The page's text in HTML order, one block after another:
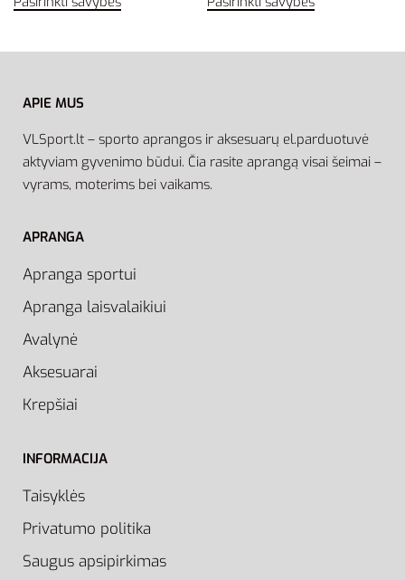
APIE MUS
VLSport.lt – sporto aprangos ir aksesuarų el.parduotuvė
aktyviam gyvenimo būdui. Čia rasite aprangą visai šeimai –
vyrams, moterims bei vaikams.
APRANGA
Apranga sportui
Apranga laisvalaikiui
Avalynė
Aksesuarai
Krepšiai
INFORMACIJA
Taisyklės
Privatumo politika
Saugus apsipirkimas